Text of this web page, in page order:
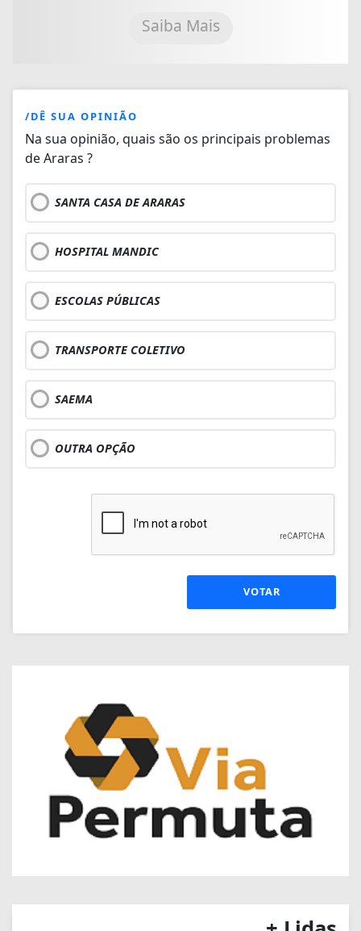
Saiba Mais
/DÊ SUA OPINIÃO
Na sua opinião, quais são os principais problemas
de Araras ?
SANTA CASA DE ARARAS
HOSPITAL MANDIC
ESCOLAS PÚBLICAS
TRANSPORTE COLETIVO
SAEMA
OUTRA OPÇÃO
VOTAR